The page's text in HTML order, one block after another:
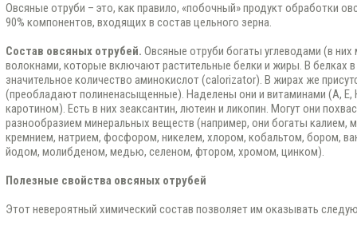
Овсяные отруби – это, как правило, «побочный» продукт обработки
90% компонентов, входящих в состав цельного зерна.
Состав овсяных отрубей. Овсяные отруби богаты углеводами (в
волокнами, которые включают растительные белки и жиры. В белках
значительное количество аминокислот (calorizator). В жирах же
(преобладают полиненасыщенные). Наделены они и витаминами (А, Е,
каротином). Есть в них зеаксантин, лютеин и ликопин. Могут они
разнообразием минеральных веществ (например, они богаты калием,
кремнием, натрием, фосфором, никелем, хлором, кобальтом, бором,
йодом, молибденом, медью, селеном, фтором, хромом, цинком).
Полезные свойства овсяных отрубей
Этот невероятный химический состав позволяет им оказывать